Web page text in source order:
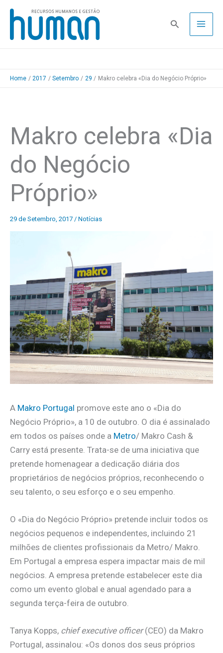
Skip
content
Pesquisa
Home 2017 Setembro 29 Makro celebra «Dia do Negócio Próprio»
Makro celebra «Dia
do Negócio
Próprio»
29 de Setembro, 2017 / Notícias
A Makro Portugal promove este ano o «Dia do
Negócio Próprio», a 10 de outubro. O dia é assinalado
em todos os países onde a Metro/ Makro Cash &
Carry está presente. Trata-se de uma iniciativa que
pretende homenagear a dedicação diária dos
proprietários de negócios próprios, reconhecendo o
seu talento, o seu esforço e o seu empenho.
O «Dia do Negócio Próprio» pretende incluir todos os
negócios pequenos e independentes, incluindo 21
milhões de clientes profissionais da Metro/ Makro.
Em Portugal a empresa espera impactar mais de mil
negócios. A empresa pretende estabelecer este dia
como um evento global e anual agendado para a
segunda terça-feira de outubro.
Tanya Kopps, chief executive officer(CEO) da Makro
Portugal, assinalou: «Os donos dos seus próprios